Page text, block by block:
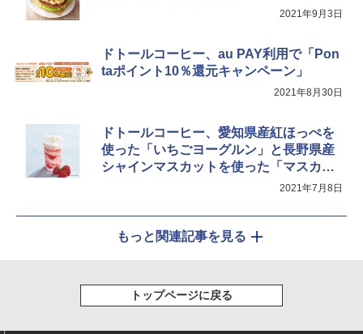
2021年9月3日
ドトールコーヒー、au PAY利用で「Pon
taポイント10％還元キャンペーン」
2021年8月30日
ドトールコーヒー、愛知県産紅ほっぺを
使った「いちごヨーグルン」と長野県産
シャインマスカットを使った「マスカッ
2021年7月8日
もっと関連記事を見る
トップページに戻る